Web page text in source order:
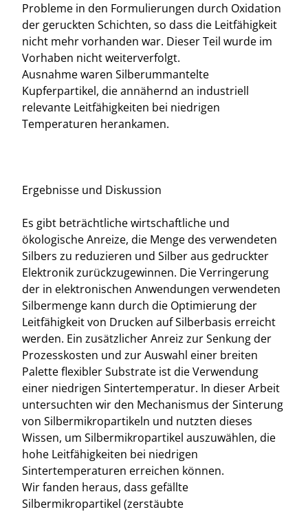
Probleme in den Formulierungen durch Oxidation
der geruckten Schichten, so dass die Leitfähigkeit
nicht mehr vorhanden war. Dieser Teil wurde im
Vorhaben nicht weiterverfolgt.
Ausnahme waren Silberummantelte
Kupferpartikel, die annähernd an industriell
relevante Leitfähigkeiten bei niedrigen
Temperaturen herankamen.
Ergebnisse und Diskussion
Es gibt beträchtliche wirtschaftliche und
ökologische Anreize, die Menge des verwendeten
Silbers zu reduzieren und Silber aus gedruckter
Elektronik zurückzugewinnen. Die Verringerung
der in elektronischen Anwendungen verwendeten
Silbermenge kann durch die Optimierung der
Leitfähigkeit von Drucken auf Silberbasis erreicht
werden. Ein zusätzlicher Anreiz zur Senkung der
Prozesskosten und zur Auswahl einer breiten
Palette flexibler Substrate ist die Verwendung
einer niedrigen Sintertemperatur. In dieser Arbeit
untersuchten wir den Mechanismus der Sinterung
von Silbermikropartikeln und nutzten dieses
Wissen, um Silbermikropartikel auszuwählen, die
hohe Leitfähigkeiten bei niedrigen
Sintertemperaturen erreichen können.
Wir fanden heraus, dass gefällte
Silbermikropartikel (zerstäubte